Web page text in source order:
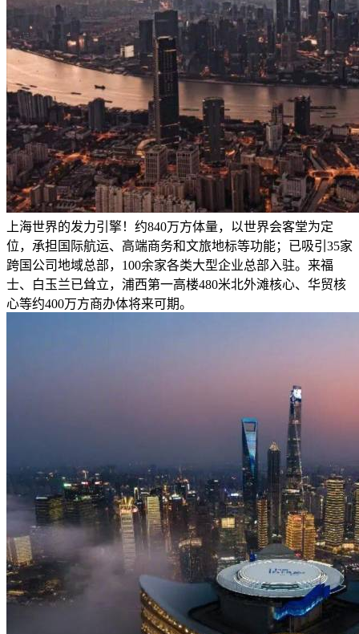
上海世界的发力引擎！约840万方体量，以世界会客堂为定
位，承担国际航运、高端商务和文旅地标等功能；已吸引35家
跨国公司地域总部，100余家各类⼤型企业总部⼊驻。来福
士、白玉兰已耸立，浦西第⼀高楼480⽶北外滩核心、华贸核
心等约400万方商办体将来可期。